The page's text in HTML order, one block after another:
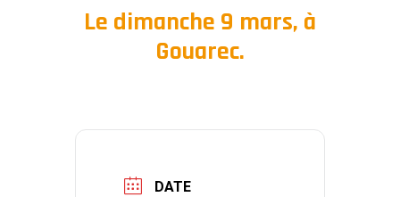
Le dimanche 9 mars, à
Gouarec.
DATE